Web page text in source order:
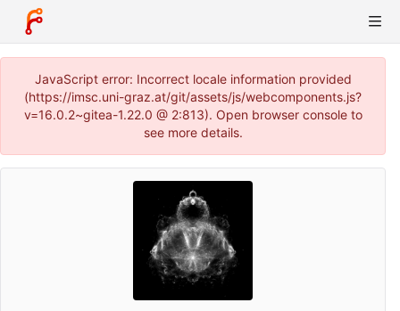
JavaScript error: Incorrect locale information provided
(https://imsc.uni-graz.at/git/assets/js/webcomponents.js?
v=16.0.2~gitea-1.22.0 @ 2:813). Open browser console to
see more details.